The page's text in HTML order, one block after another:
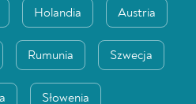
Holandia Austria
Rumunia Szwecja
Słowenia